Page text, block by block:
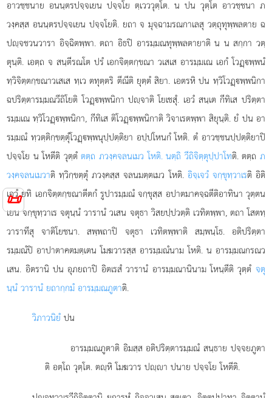
📜
อาวชฺชนาย อนนฺตรปจฺจเยน ปจฺจโย ตฺเวววุตฺโต. น ปน วุตฺโต อาวชฺชนา ภ
วงฺคสฺส อนนฺตรปจฺจเยน ปจฺจโยติ. ยถา จ มุจฺฉามรณกาเลสุ วตฺถุทุพฺพลตาย ฉ
ปฺจชวนวารา อิจฺฉิตพฺพา. ตถา อิธปิ อารมฺมณทุพฺพลตายาติ น น สกฺกา วตฺ
ตุนฺติ. เอตฺถ จ สนฺตีรณโต ปรํ เอกจิตฺตกฺขณา วเสเส อารมฺมเณ เอกํ โวฏฺพฺพนํ
ทฺวิจิตฺตกฺขณาวเสเส ทฺเว ตทุตฺตริ ตีณีติ ยุตฺตํ สิยา. เอตรหิ ปน ทฺวิโวฏฺพฺพนิกา
ฉปริตฺตารมฺมณวีถิโยติ โวฏฺพฺพนิกา ปฺจาติ โยเชสุํ. เอวํ สนฺเต กีทิเส ปริตฺตา
รมฺมเณ ทฺวิโวฏฺพฺพนิกา, กีทิเส ติโวฏฺพฺพนิกาติ วิจาเรตพฺพา สิยุนฺติ. ยํ ปน อา
รมฺมณํ ทฺวตฺติกฺขตฺตุํโวฏฺพฺพนุปฺปตฺติยา อปฺปโหนกํ โหติ. ตํ อาวชฺชนปฺปตฺติยาปิ
ปจฺจโย น โหตีติ วุตฺตํตตฺถ ภวงฺคจลนเมว โหติ. นตฺถิ วีถิจิตฺตุปฺปาโทติ. ตตฺถ ภ
วงฺคจลนเมวาติ ทฺวิกฺขตฺตุํ ภวงฺคสฺส จลนมตฺตเมว โหติ. อิจฺเจวํ จกฺขุทฺวาเรติ อิติ
เอวํ ยทิ เอกจิตฺตกฺขณาตีตกํ รูปารมฺมณํ จกฺขุสฺส อปาตมาคจฺฉตีติอาทินา วุตฺตน
เยน จกฺขุทฺวาเร จตุนฺนํ วารานํ วเสน จตุธา วิสยปฺปวตฺติ เวทิตพฺพา, ตถา โสตทฺ
วาราทีสุ จาติโยชนา. สพฺพถาปิ จตุธา เวทิตพฺพาติ สมฺพนฺโธ. อติปริตฺตา
รมฺมณํปิ อาปาตาคตมตฺเตน โมฆวารสฺส อารมฺมณํนาม โหติ. น อารมฺมณกรณว
เสน. อิตรานิ ปน อุภยถาปิ อิตเรสํ วารานํ อารมฺมณานินาม โหนฺตีติ วุตฺตํ จตุ
นฺนํ วารานํ ยถากฺกมํ อารมฺมณภูตาติ.
วิภาวนิยํ ปน
อารมฺมณภูตาติ อิมสฺส อติปริตฺตารมฺมณํ สนฺธาย ปจฺจยภูตา
ติ อตฺโถ วุตฺโต. ตฺหิ โมฆวาร ปฺา ปนาย ปจฺจโย โหตีติ.